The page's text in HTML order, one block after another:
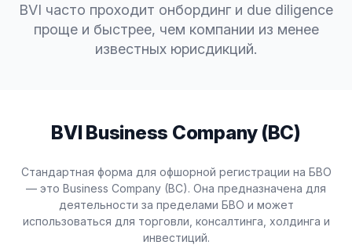
BVI часто проходит онбординг и due diligence
проще и быстрее, чем компании из менее
известных юрисдикций.
BVI Business Company (BC)
Стандартная форма для офшорной регистрации на БВО
— это Business Company (BC). Она предназначена для
деятельности за пределами БВО и может
использоваться для торговли, консалтинга, холдинга и
инвестиций.